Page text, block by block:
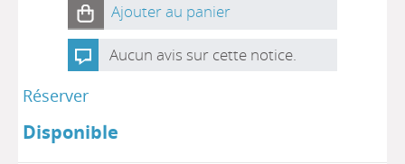
Ajouter au panier
Aucun avis sur cette notice.
Réserver
Disponible